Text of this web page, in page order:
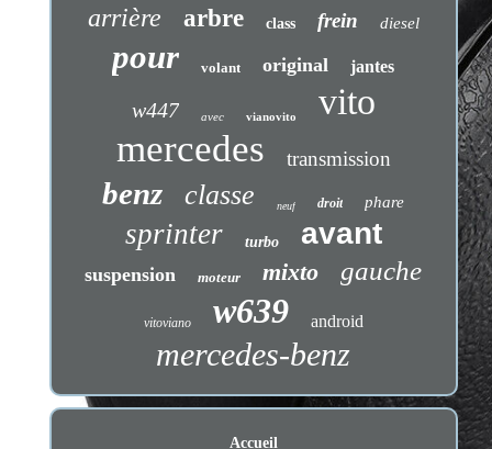
arrière arbre class frein diesel
pour volant original jantes
w447 avec vianovito vito
mercedes transmission
benz classe neuf droit phare
sprinter turbo avant
suspension moteur mixto gauche
vitoviano w639 android
mercedes-benz
Accueil